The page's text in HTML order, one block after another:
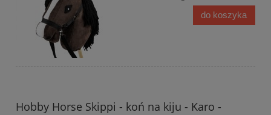
do koszyka
Hobby Horse Skippi - koń na kiju - Karo -